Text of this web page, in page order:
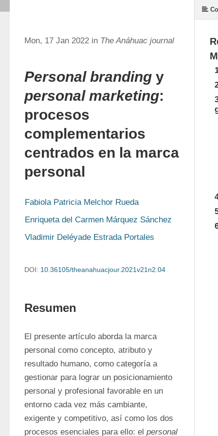
Mon, 17 Jan 2022 in The Anáhuac journal
Personal branding y
personal marketing:
procesos
complementarios
centrados en la marca
personal
Fabiola Patricia Melchor Rueda
Enriqueta del Carmen Márquez Sánchez
Vladimir Deléyade Estrada Portales
DOI: 10.36105/theanahuacjour.2021v21n2.04
Resumen
El presente artículo aborda la marca
personal como concepto, atributo y
resultado humano, como categoría a
gestionar para lograr un posicionamiento
personal y profesional favorable en un
entorno cada vez más cambiante,
exigente y competitivo, así como los dos
procesos esenciales para ello: el personal